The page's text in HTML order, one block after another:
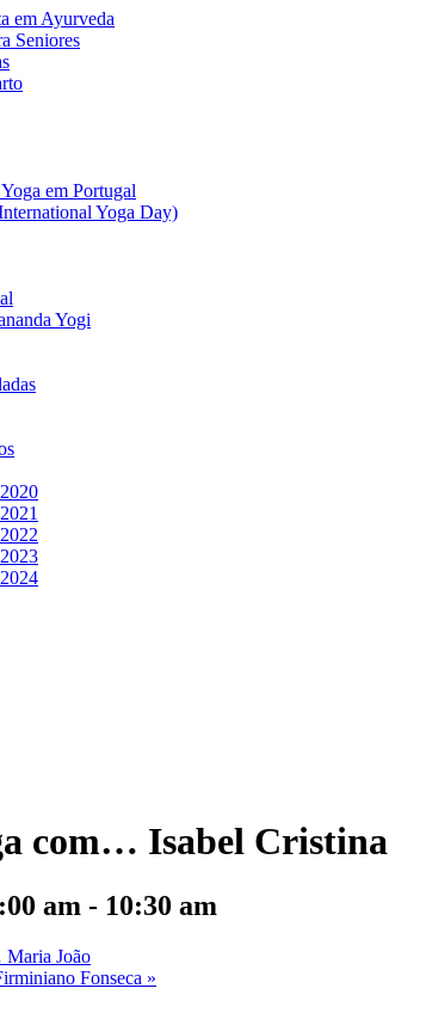
em Ayurveda
Seniores
em Portugal
Yoga Day)
Yogi
com… Isabel Cristina
am - 10:30 am
João
Fonseca »